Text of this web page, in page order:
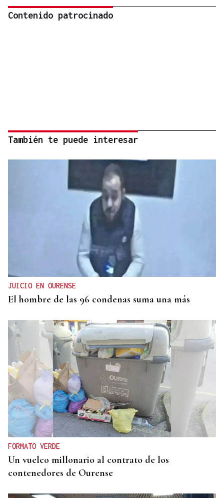
Contenido patrocinado
También te puede interesar
JUICIO EN OURENSE
El hombre de las 96 condenas suma una más
FORMATO VERDE
Un vuelco millonario al contrato de los
contenedores de Ourense